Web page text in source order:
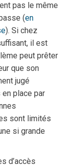
pas le même
(en
). Si chez
il est
peut prêter
que son
jugé
place par
sont limités
si grande
d’accès